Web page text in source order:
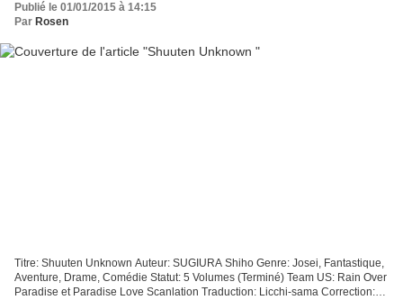
Publié le 01/01/2015 à 14:15
Par Rosen
Titre: Shuuten Unknown Auteur: SUGIURA Shiho Genre: Josei, Fantastique,
Aventure, Drame, Comédie Statut: 5 Volumes (Terminé) Team US: Rain Over
Paradise et Paradise Love Scanlation Traduction: Licchi-sama Correction: